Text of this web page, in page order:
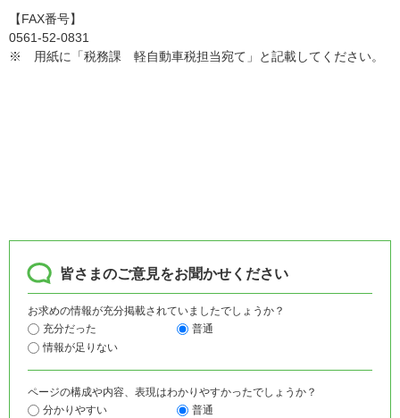
【FAX番号】
0561-52-0831
※ 用紙に「税務課 軽自動車税担当宛て」と記載してください。
皆さまのご意見をお聞かせください
お求めの情報が充分掲載されていましたでしょうか？
充分だった
普通
情報が足りない
ページの構成や内容、表現はわかりやすかったでしょうか？
分かりやすい
普通